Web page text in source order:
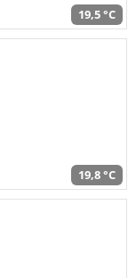
19,5 °C
19,8 °C